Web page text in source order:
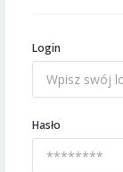
Login
Hasło